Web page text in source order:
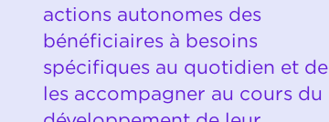
actions autonomes des
bénéficiaires à besoins
spécifiques au quotidien et de
les accompagner au cours du